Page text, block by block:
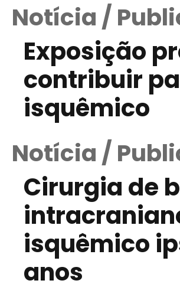
Notícia /
Exposição
contribuir
isquêmico
Notícia /
Cirurgia de
isquêmico
anos